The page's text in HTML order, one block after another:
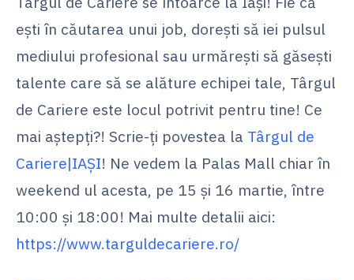
ești în căutarea unui job, dorești să iei pulsul
mediului profesional sau urmărești să găsești
talente care să se alăture echipei tale, Târgul
de Cariere este locul potrivit pentru tine! Ce
mai aștepți?! Scrie-ți povestea la Târgul de
Cariere|IAȘI! Ne vedem la Palas Mall chiar în
weekend ul acesta, pe 15 și 16 martie, între
10:00 și 18:00! Mai multe detalii aici:
https://www.targuldecariere.ro/